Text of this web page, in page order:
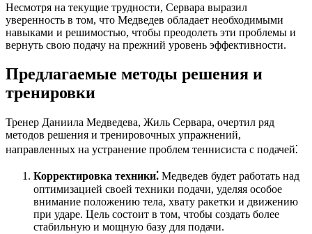
Несмотря на текущие трудности, Сервара выразил
уверенность в том, что Медведев обладает необходимыми
навыками и решимостью, чтобы преодолеть эти проблемы и
вернуть свою подачу на прежний уровень эффективности.
Предлагаемые методы решения и
тренировки
Тренер Даниила Медведева, Жиль Сервара, очертил ряд
методов решения и тренировочных упражнений,
направленных на устранение проблем теннисиста с подачей⁚
Корректировка техники⁚ Медведев будет работать над
оптимизацией своей техники подачи, уделяя особое
внимание положению тела, хвату ракетки и движению
при ударе. Цель состоит в том, чтобы создать более
стабильную и мощную базу для подачи.